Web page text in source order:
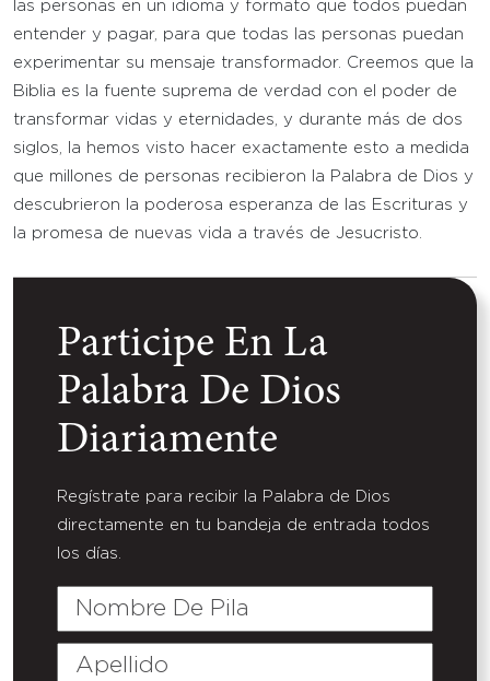
las personas en un idioma y formato que todos puedan
entender y pagar, para que todas las personas puedan
experimentar su mensaje transformador. Creemos que la
Biblia es la fuente suprema de verdad con el poder de
transformar vidas y eternidades, y durante más de dos
siglos, la hemos visto hacer exactamente esto a medida
que millones de personas recibieron la Palabra de Dios y
descubrieron la poderosa esperanza de las Escrituras y
la promesa de nuevas vida a través de Jesucristo.
Participe En La
Palabra De Dios
Diariamente
Regístrate para recibir la Palabra de Dios
directamente en tu bandeja de entrada todos
los días.
Nombre
Pila
Apellido